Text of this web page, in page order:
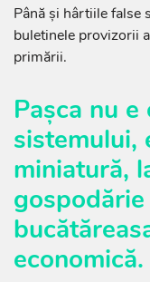
Până și hârtiile false
buletinele provizorii
primării.
Pașca nu
sistemului,
miniatură,
economică.